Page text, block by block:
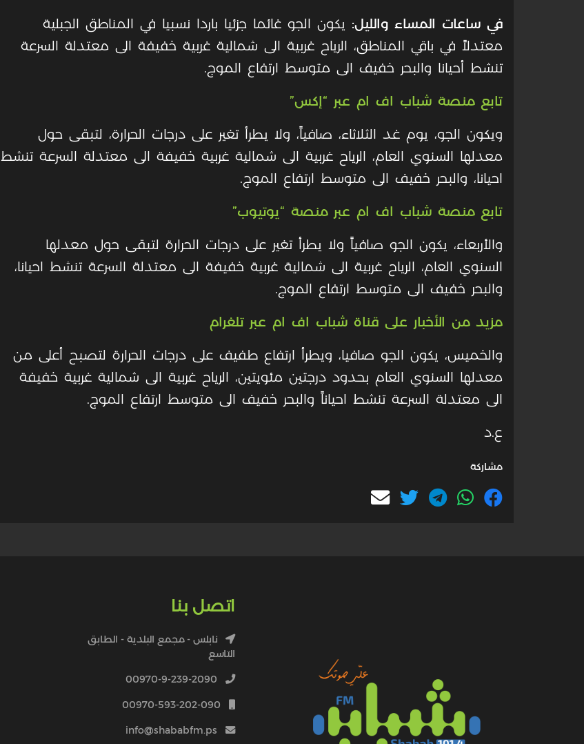
في ساعات المساء والليل: يكون الجو غائما جزئيا باردا نسبيا في المناطق الجبلية
معتدلاً في باقي المناطق، الرياح غربية الى شمالية غربية خفيفة الى معتدلة السرعة
تنشط أحيانا والبحر خفيف الى متوسط ارتفاع الموج.
تابع منصة شباب اف ام عبر “إكس”
ويكون الجو، يوم غد الثلاثاء، صافياً، ولا يطرأ تغير على درجات الحرارة، لتبقى حول
معدلها السنوي العام، الرياح غربية الى شمالية غربية خفيفة الى معتدلة السرعة تنشط
احيانا، والبحر خفيف الى متوسط ارتفاع الموج.
تابع منصة شباب اف ام عبر منصة “يوتيوب”
والأربعاء، يكون الجو صافياً ولا يطرأ تغير على درجات الحرارة لتبقى حول معدلها
السنوي العام، الرياح غربية الى شمالية غربية خفيفة الى معتدلة السرعة تنشط احيانا،
والبحر خفيف الى متوسط ارتفاع الموج.
مزيد من الأخبار على قناة شباب اف ام عبر تلغرام
والخميس، يكون الجو صافيا، ويطرأ ارتفاع طفيف على درجات الحرارة لتصبح أعلى من
معدلها السنوي العام بحدود درجتين مئويتين، الرياح غربية الى شمالية غربية خفيفة
الى معتدلة السرعة تنشط احياناً والبحر خفيف الى متوسط ارتفاع الموج.
ع.د
مشاركة
اتصل بنا
نابلس - مجمع البلدية - الطابق
التاسع
00970-9-239-2090
00970-593-202-090
info@shababfm.ps